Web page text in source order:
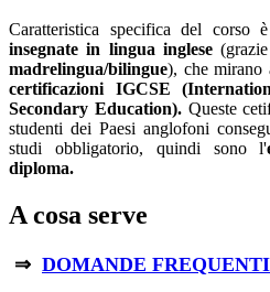
Caratteristica specifica del corso
insegnate in lingua inglese(grazie
madrelingua/bilingue), che mirano
certificazioni IGCSE
Secondary Education). Queste
studenti dei Paesi anglofoni
studi obbligatorio, quindi sono l'
diploma.
A cosa serve
⇒ DOMANDE